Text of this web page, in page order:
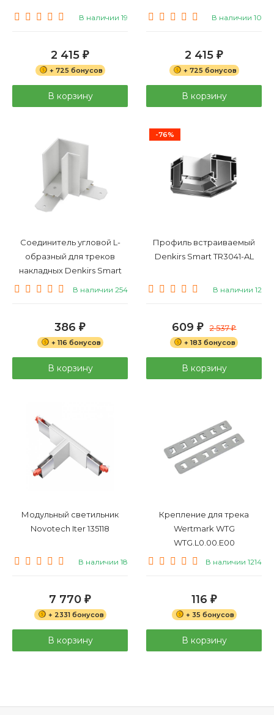
В наличии 19
2 415 ₽
+ 725 бонусов
В корзину
В наличии 10
2 415 ₽
+ 725 бонусов
В корзину
Соединитель угловой L-
образный для треков
накладных Denkirs Smart
TR2102-WH
В наличии 254
386 ₽
+ 116 бонусов
В корзину
-76%
Профиль встраиваемый
Denkirs Smart TR3041-AL
В наличии 12
609 ₽ 2 537₽
+ 183 бонусов
В корзину
Модульный светильник
Novotech Iter 135118
В наличии 18
7 770 ₽
+ 2331 бонусов
В корзину
Крепление для трека
Wertmark WTG
WTG.L0.00.E00
В наличии 1214
116 ₽
+ 35 бонусов
В корзину